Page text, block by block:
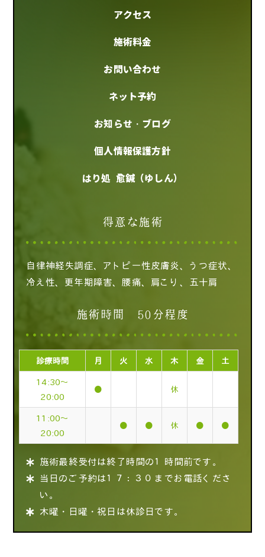
アクセス
施術料金
お問い合わせ
ネット予約
お知らせ・ブログ
個人情報保護方針
はり処 愈鍼（ゆしん）
得意な施術
自律神経失調症、アトピー性皮膚炎、うつ症状、
冷え性、更年期障害、腰痛、肩こり、五十肩
施術時間 50分程度
診療時間 月 火 水 木 金 土
14:30～
20:00
● 休
11:00～
20:00
● ● 休 ● ●
施術最終受付は終了時間の１時間前です。
当日のご予約は１７：３０までお電話くださ
い。
木曜・日曜・祝日は休診日です。